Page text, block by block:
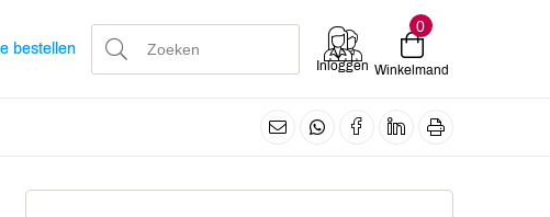
bestellen
Inloggen
0
Winkelmand